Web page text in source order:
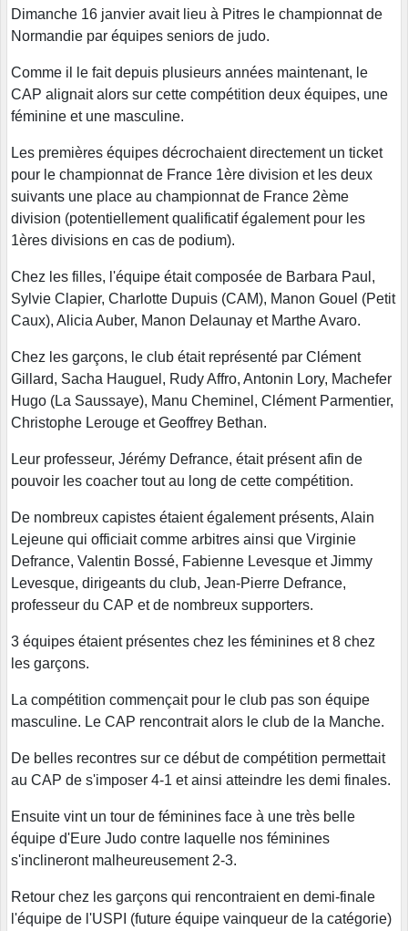
Dimanche 16 janvier avait lieu à Pitres le championnat de
Normandie par équipes seniors de judo.
Comme il le fait depuis plusieurs années maintenant, le
CAP alignait alors sur cette compétition deux équipes, une
féminine et une masculine.
Les premières équipes décrochaient directement un ticket
pour le championnat de France 1ère division et les deux
suivants une place au championnat de France 2ème
division (potentiellement qualificatif également pour les
1ères divisions en cas de podium).
Chez les filles, l'équipe était composée de Barbara Paul,
Sylvie Clapier, Charlotte Dupuis (CAM), Manon Gouel (Petit
Caux), Alicia Auber, Manon Delaunay et Marthe Avaro.
Chez les garçons, le club était représenté par Clément
Gillard, Sacha Hauguel, Rudy Affro, Antonin Lory, Machefer
Hugo (La Saussaye), Manu Cheminel, Clément Parmentier,
Christophe Lerouge et Geoffrey Bethan.
Leur professeur, Jérémy Defrance, était présent afin de
pouvoir les coacher tout au long de cette compétition.
De nombreux capistes étaient également présents, Alain
Lejeune qui officiait comme arbitres ainsi que Virginie
Defrance, Valentin Bossé, Fabienne Levesque et Jimmy
Levesque, dirigeants du club, Jean-Pierre Defrance,
professeur du CAP et de nombreux supporters.
3 équipes étaient présentes chez les féminines et 8 chez
les garçons.
La compétition commençait pour le club pas son équipe
masculine. Le CAP rencontrait alors le club de la Manche.
De belles recontres sur ce début de compétition permettait
au CAP de s'imposer 4-1 et ainsi atteindre les demi finales.
Ensuite vint un tour de féminines face à une très belle
équipe d'Eure Judo contre laquelle nos féminines
s'inclineront malheureusement 2-3.
Retour chez les garçons qui rencontraient en demi-finale
l'équipe de l'USPI (future équipe vainqueur de la catégorie)